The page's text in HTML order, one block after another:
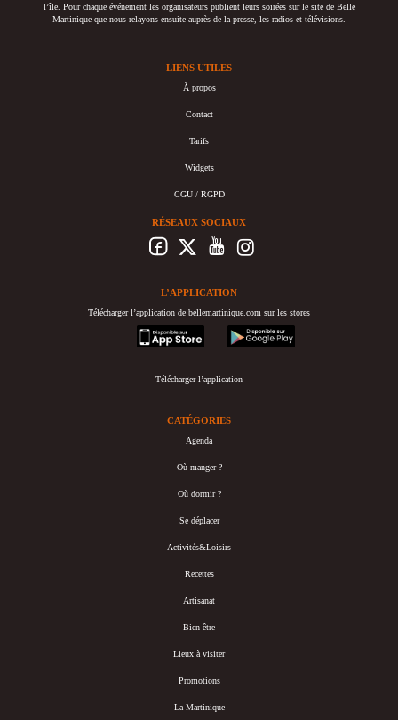
l’île. Pour chaque événement les organisateurs publient leurs soirées sur le site de Belle
Martinique que nous relayons ensuite auprès de la presse, les radios et télévisions.
LIENS UTILES
À propos
Contact
Tarifs
Widgets
CGU / RGPD
RÉSEAUX SOCIAUX
L’APPLICATION
Télécharger l’application de bellemartinique.com sur les stores
appstore
googleplay
Télécharger l’application
CATÉGORIES
Agenda
Où manger ?
Où dormir ?
Se déplacer
Activités&Loisirs
Recettes
Artisanat
Bien-être
Lieux à visiter
Promotions
La Martinique